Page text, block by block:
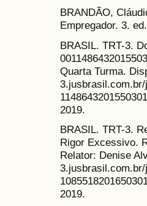
BRANDÃO,
Empregador. 3.
BRASIL. TRT-3.
Quarta Turma.
2019.
BRASIL. TRT-3.
Rigor Excessivo.
Relator: Denise
2019.